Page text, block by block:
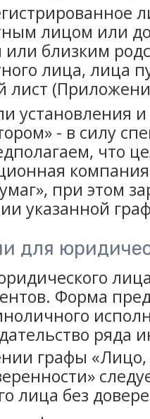
лицом или
или близким
лица, лица
лист
установления
- в силу
что
при этом
указанной
для
Форма
ряда
графы
лица без